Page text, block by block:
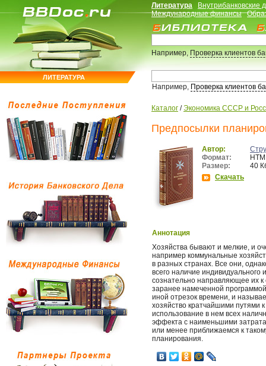
ЛИТЕРАТУРА
Литература
Внутрибанковские
Международные финансы
Например,Проверка клиентов
Например, Проверка клиентов
Каталог /Экономика СССР и
Предпосылки
Автор:
Формат:
Размер:
40
Скачать
Аннотация
Хозяйства бывают и мелкие, и
например коммунальные
в разных странах. Все они,
всего наличие индивидуального
сознательно направляющее их
заранее намеченной
иной отрезок времени, и
хозяйство кратчайшими путями
использование в нем всех
эффекта с наименьшими
или менее приближаемся к
планирования.